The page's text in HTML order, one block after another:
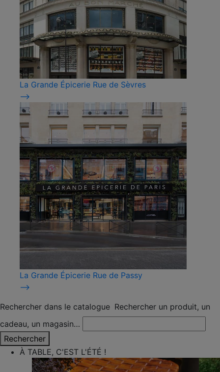
La Grande Épicerie Rue de Sèvres
⟶
La Grande Épicerie Rue de Passy
⟶
Rechercher dans le catalogue Rechercher un produit, un
cadeau, un magasin…
Rechercher
À TABLE, C'EST L'ÉTÉ !